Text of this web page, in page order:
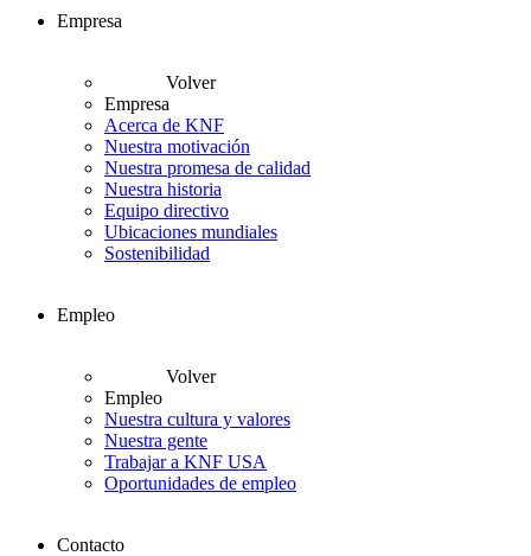
Empresa
Volver
Empresa
Acerca de KNF
Nuestra motivación
Nuestra promesa de calidad
Nuestra historia
Equipo directivo
Ubicaciones mundiales
Sostenibilidad
Empleo
Volver
Empleo
Nuestra cultura y valores
Nuestra gente
Trabajar a KNF USA
Oportunidades de empleo
Contacto